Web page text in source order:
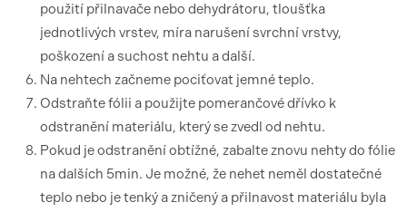
použití přilnavače nebo dehydrátoru, tloušťka
jednotlivých vrstev, míra narušení svrchní vrstvy,
poškození a suchost nehtu a další.
Na nehtech začneme pociťovat jemné teplo.
Odstraňte fólii a použijte pomerančové dřívko k
odstranění materiálu, který se zvedl od nehtu.
Pokud je odstranění obtížné, zabalte znovu nehty do fólie
na dalších 5min. Je možné, že nehet neměl dostatečné
teplo nebo je tenký a zničený a přilnavost materiálu byla